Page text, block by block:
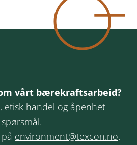
vårt bærekraftsarbeid?
etisk handel og åpenhet —
environment@texcon.no.